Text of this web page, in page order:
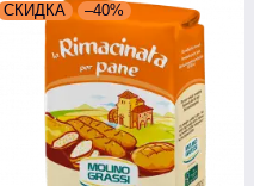
СКИДКА –40%